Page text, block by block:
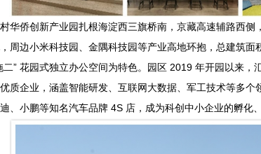
华侨创新产业园扎根海淀西三旗桥南，京藏高速辅路西侧
周边小米科技园、金隅科技园等产业高地环抱，总建筑
二” 花园式独立办公空间为特色。园区 2019 年开园以来，
质企业，涵盖智能研发、互联网大数据、军工技术等多个
、小鹏等知名汽车品牌 4S 店，成为科创中小企业的孵化